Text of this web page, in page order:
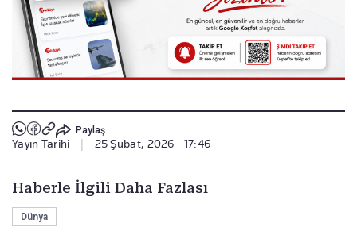
Paylaş
Yayın Tarihi 25 Şubat, 2026 - 17:46
Haberle İlgili Daha Fazlası
Dünya